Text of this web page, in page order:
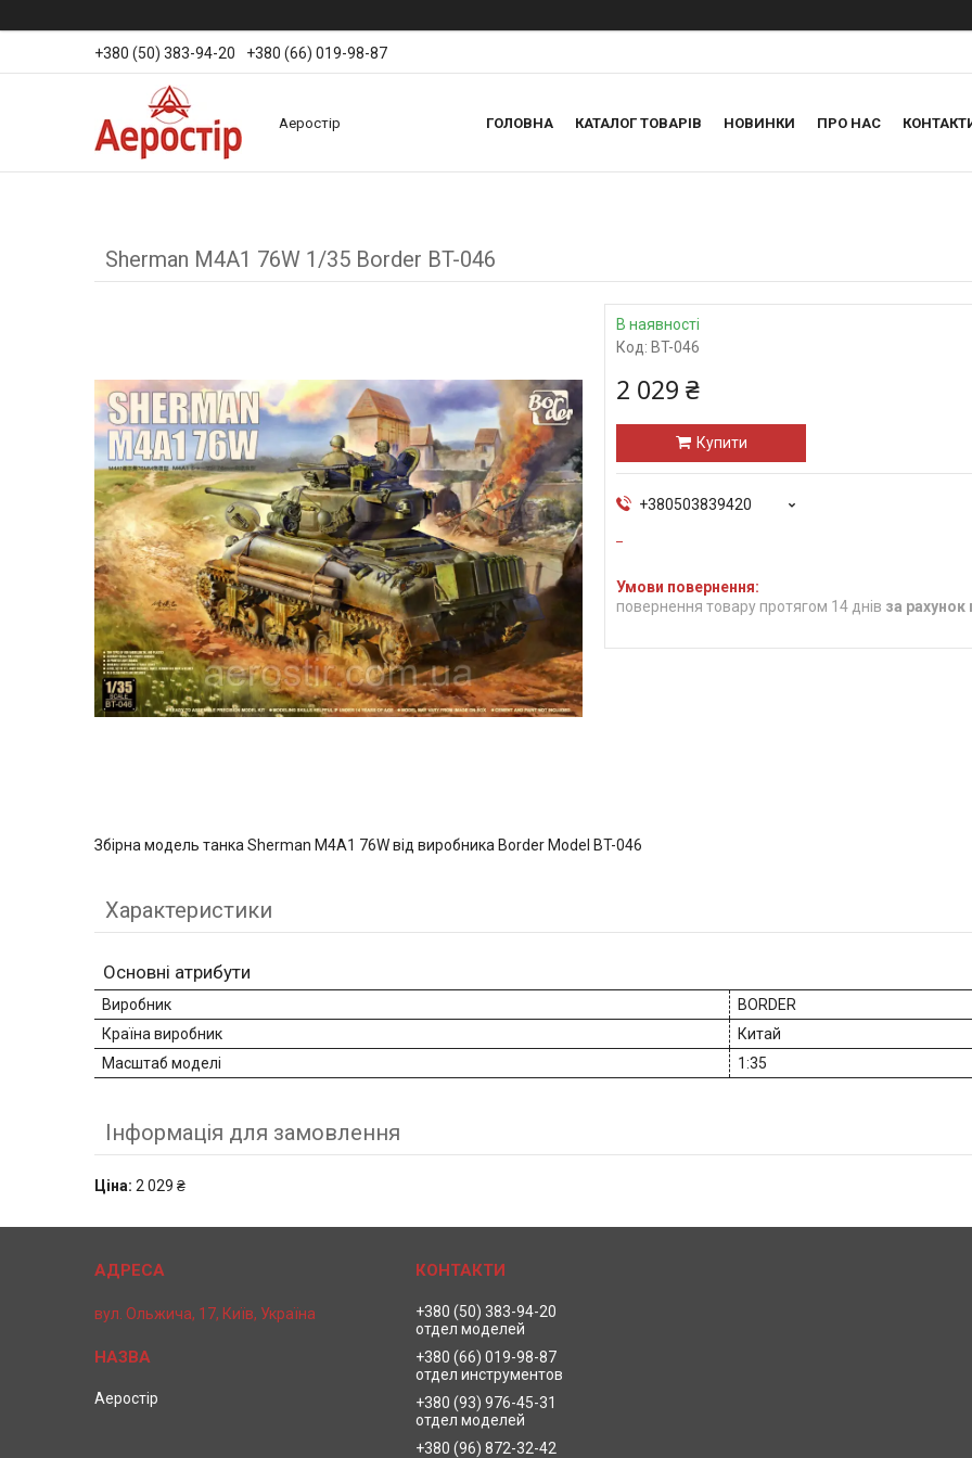
+380 (50) 383-94-20 +380 (66) 019-98-87
Аеростір ГОЛОВНА КАТАЛОГ ТОВАРІВ НОВИНКИ ПРО НАС
Sherman М4А1 76W 1/35 Border BT-046
В наявності
Код: BT-046
2 029 ₴
Купити
+380503839420
повернення товару протягом 14 днів за рахунок
Збірна модель танка Sherman М4А1 76W від виробника Border Model BT-046
Характеристики
Основні атрибути
Виробник
BORDER
Країна виробник
Китай
Масштаб моделі
1:35
Інформація для замовлення
Ціна: 2 029 ₴
вул. Ольжича, 17, Київ, Україна
Аеростір
+380 (50) 383-94-20
отдел моделей
+380 (66) 019-98-87
отдел инструментов
+380 (93) 976-45-31
отдел моделей
+380 (96) 872-32-42